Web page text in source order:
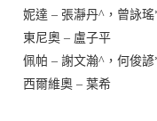
妮達 – 張瀞丹^，曾詠
東尼奧 – 盧子平
佩帕 – 謝文瀚^，何俊
西爾維奧 – 葉希